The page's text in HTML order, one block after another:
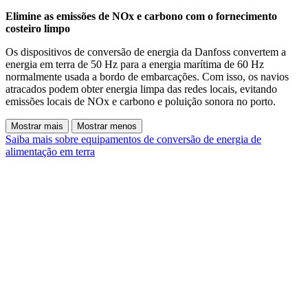
Elimine as emissões de NOx e carbono com o fornecimento
costeiro limpo
Os dispositivos de conversão de energia da Danfoss convertem a
energia em terra de 50 Hz para a energia marítima de 60 Hz
normalmente usada a bordo de embarcações. Com isso, os navios
atracados podem obter energia limpa das redes locais, evitando
emissões locais de NOx e carbono e poluição sonora no porto.
Mostrar mais Mostrar menos
Saiba mais sobre equipamentos de conversão de energia de
alimentação em terra